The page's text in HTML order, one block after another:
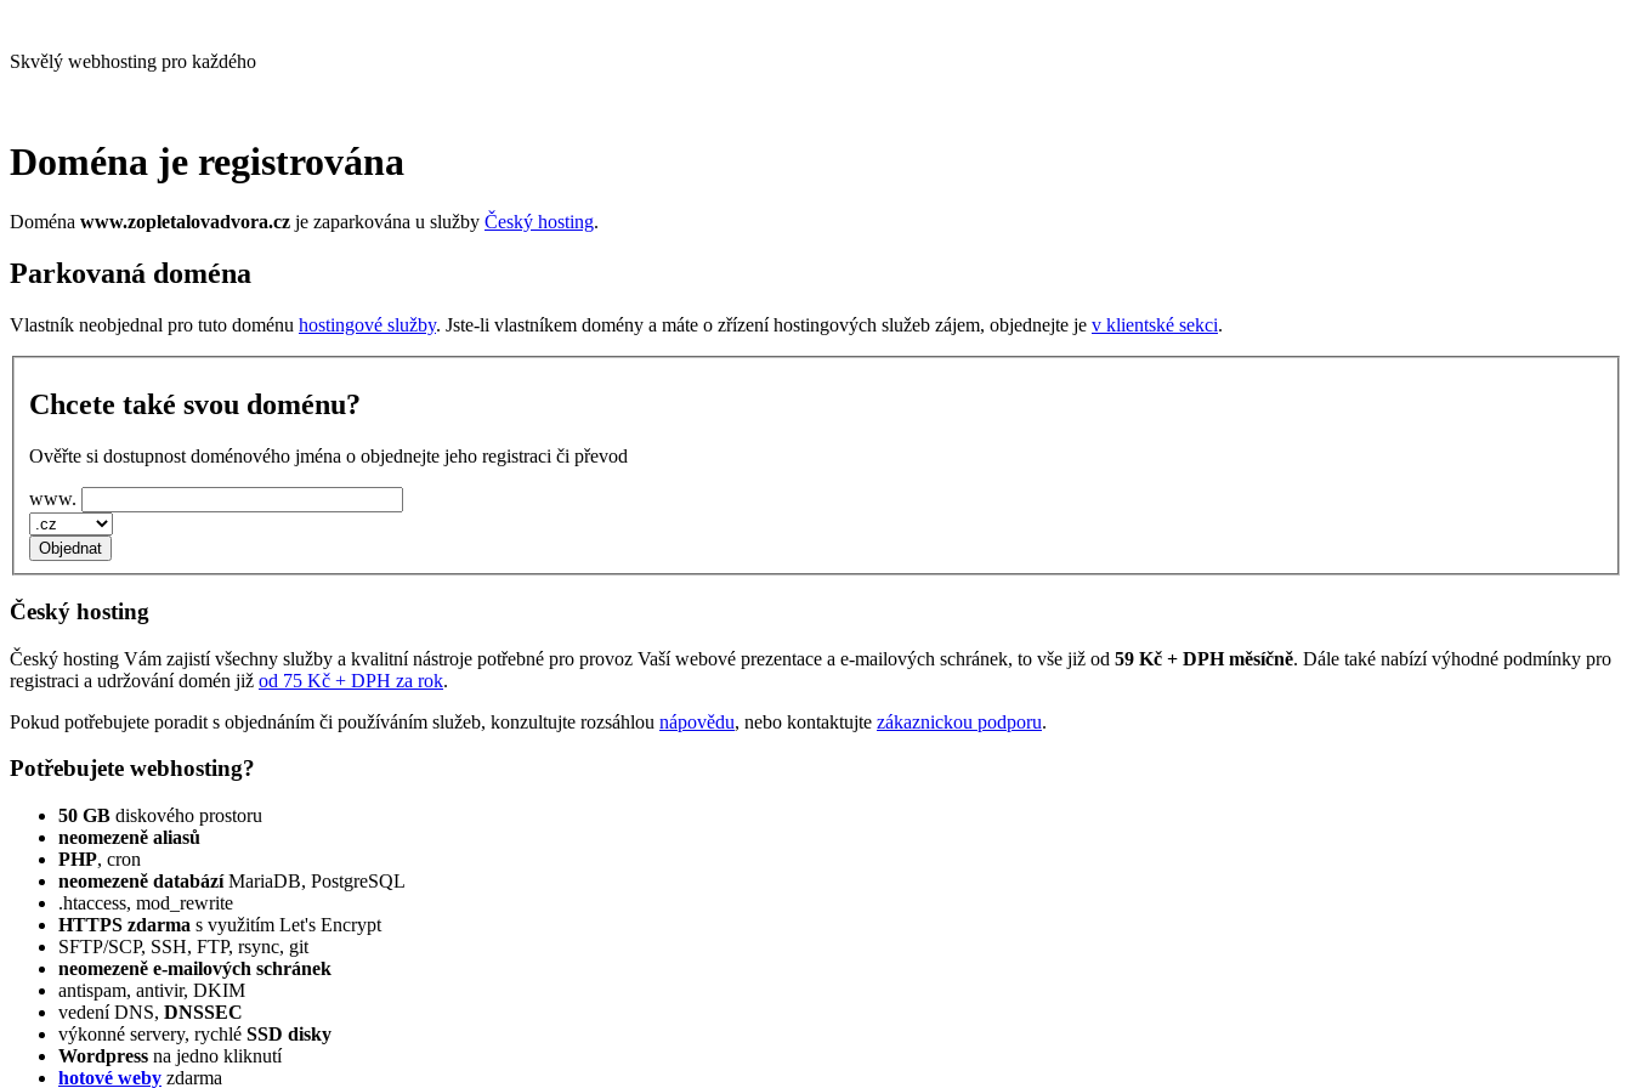
Skvělý webhosting pro každého
Doména je registrována
Doména www.zopletalovadvora.cz je zaparkována u služby Český hosting.
Parkovaná doména
Vlastník neobjednal pro tuto doménu hostingové služby. Jste-li vlastníkem domény a máte o zřízení hostingových služeb zájem, objednejte je v klientské sekci.
Chcete také svou doménu?
Ověřte si dostupnost doménového jména o objednejte jeho registraci či převod
www.
Český hosting
Český hosting Vám zajistí všechny služby a kvalitní nástroje potřebné pro provoz Vaší webové prezentace a e‑mailových schránek, to vše již od 59 Kč + DPH měsíčně. Dále také nabízí výhodné podmínky pro
registraci a udržování domén již od 75 Kč + DPH za rok.
Pokud potřebujete poradit s objednáním či používáním služeb, konzultujte rozsáhlou nápovědu, nebo kontaktujte zákaznickou podporu.
Potřebujete webhosting?
50 GB diskového prostoru
neomezeně aliasů
PHP, cron
neomezeně databázíMariaDB, PostgreSQL
.htaccess, mod_rewrite
HTTPS zdarma s využitím Let's Encrypt
SFTP/SCP, SSH, FTP, rsync, git
neomezeně e‑mailových schránek
antispam, antivir, DKIM
vedení DNS, DNSSEC
výkonné servery, rychlé SSD disky
Wordpress na jedno kliknutí
hotové weby zdarma